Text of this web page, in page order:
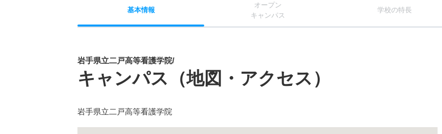
基本情報
オープン
キャンパス
学校の特長
岩手県立二戸高等看護学院/
キャンパス（地図・アクセス）
岩手県立二戸高等看護学院